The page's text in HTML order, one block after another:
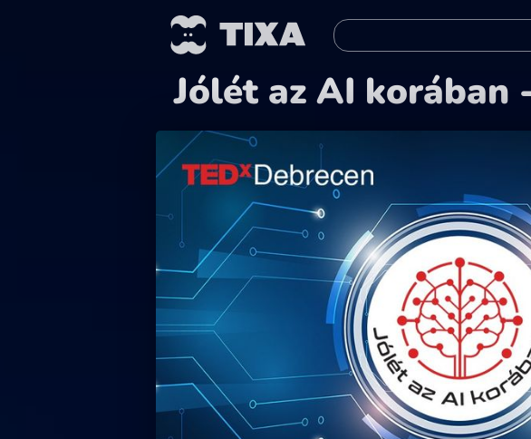
Jólét az AI korában